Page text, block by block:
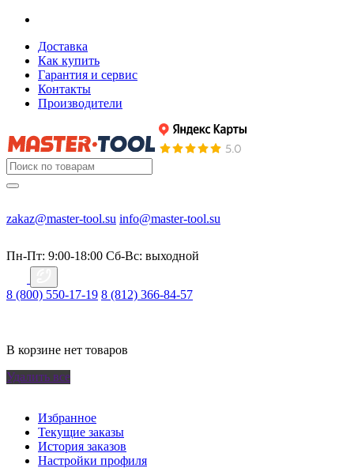
Доставка
Как купить
Гарантия и сервис
Контакты
Производители
zakaz@master-tool.su info@master-tool.su
Пн-Пт: 9:00-18:00 Cб-Вс: выходной
8 (800) 550-17-19 8 (812) 366-84-57
В корзине нет товаров
Удалить все
Избранное
Текущие заказы
История заказов
Настройки профиля